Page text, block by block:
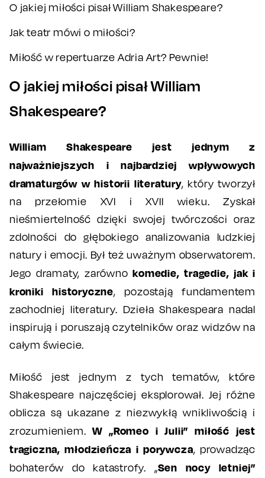
O jakiej miłości pisał William Shakespeare?
Jak teatr mówi o miłości?
Miłość w repertuarze Adria Art? Pewnie!
O jakiej miłości pisał William
Shakespeare?
William Shakespeare jest jednym z
najważniejszych i najbardziej wpływowych
dramaturgów w historii literatury, który tworzył
na przełomie XVI i XVII wieku. Zyskał
nieśmiertelność dzięki swojej twórczości oraz
zdolności do głębokiego analizowania ludzkiej
natury i emocji. Był też uważnym obserwatorem.
Jego dramaty, zarównokomedie, tragedie, jak i
kroniki historyczne, pozostają fundamentem
zachodniej literatury. Dzieła Shakespeara nadal
inspirują i poruszają czytelników oraz widzów na
całym świecie.
Miłość jest jednym z tych tematów, które
Shakespeare najczęściej eksplorował. Jej różne
oblicza są ukazane z niezwykłą wnikliwością i
zrozumieniem.W „Romeo i Julii” miłość jest
tragiczna, młodzieńcza i porywcza, prowadząc
bohaterów do katastrofy. „Sen nocy letniej”